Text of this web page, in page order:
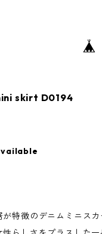
skirt D0194
特徴のデニムミニスカ